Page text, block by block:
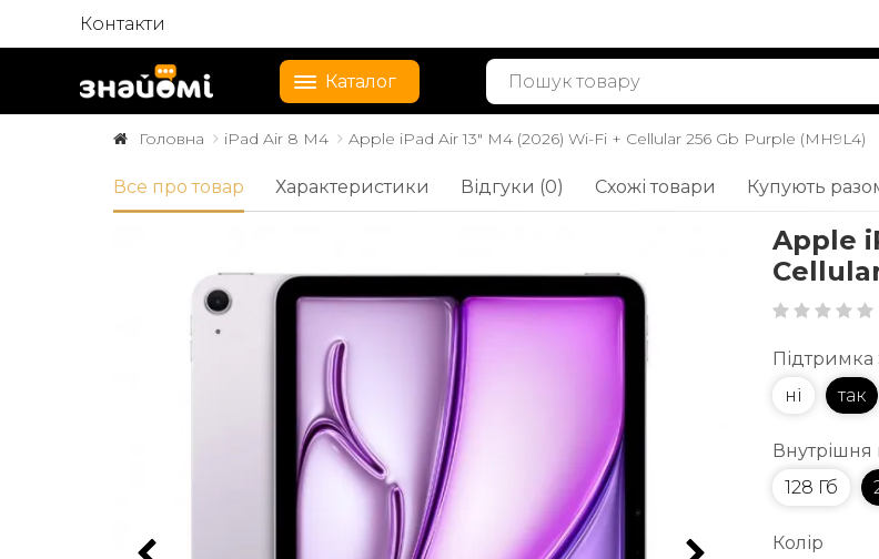
Контакти
Каталог
Головна iPad Air 8 M4 Apple iPad Air 13" M4 (2026) Wi-Fi + Cellular 256 Gb Purple (MH9L4)
Все про товар Характеристики Відгуки (0) Схожі товари Купують
Apple
Підтримка
ні
так
Внутрішня
128 Гб
Колір